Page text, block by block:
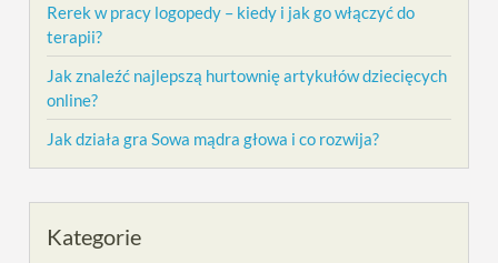
Rerek w pracy logopedy – kiedy i jak go włączyć do
terapii?
Jak znaleźć najlepszą hurtownię artykułów dziecięcych
online?
Jak działa gra Sowa mądra głowa i co rozwija?
Kategorie